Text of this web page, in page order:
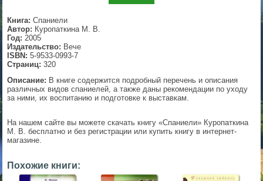
Книга: Спаниели
Автор: Куропаткина М. В.
Год: 2005
Издательство: Вече
ISBN: 5-9533-0993-7
Страниц: 320
Описание: В книге содержится подробный перечень и описания
различных видов спаниелей, а также даны рекомендации по уходу
за ними, их воспитанию и подготовке к выставкам.
На нашем сайте вы можете скачать книгу «Спаниели» Куропаткина
М. В. бесплатно и без регистрации или купить книгу в интернет-
магазине.
Похожие книги:
▼
▼